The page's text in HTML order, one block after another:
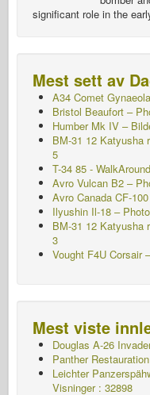
significant role in the
Mest sett av
A34 Comet
Bristol Beaufort –
Humber Mk IV –
BM-31 12 Katyusha
5
T-34 85 -
Avro Vulcan B2 –
Avro Canada CF-
Ilyushin Il-18 –
BM-31 12 Katyusha
3
Vought F4U Corsair
Mest viste
Douglas A-26
Panther
Leichter
Visninger : 32898